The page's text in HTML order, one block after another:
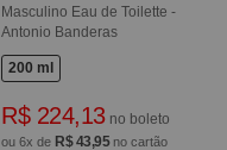
Masculino Eau de Toilette -
Antonio Banderas
200 ml
R$ 224,13no boleto
ou 6x de R$ 43,95no cartão